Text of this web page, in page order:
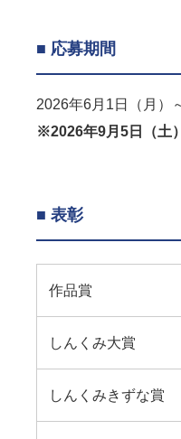
■ 応募期間
2026年6月1日（月）
※2026年9月5日（土
■ 表彰
作品賞
しんくみ大賞
しんくみきずな賞